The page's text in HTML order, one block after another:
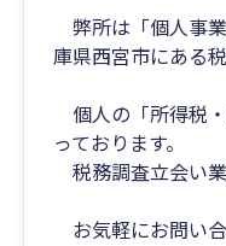
弊所は「個人事
庫県西宮市にある
個人の「所得税
っております。
税務調査立会い
お気軽にお問い